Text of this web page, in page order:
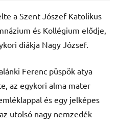
a Szent Jószef Katolikus
és Kollégium elődje,
diákja Nagy József.
Ferenc püspök atya
az egykori alma mater
és egy jelképes
utolsó nagy nemzedék